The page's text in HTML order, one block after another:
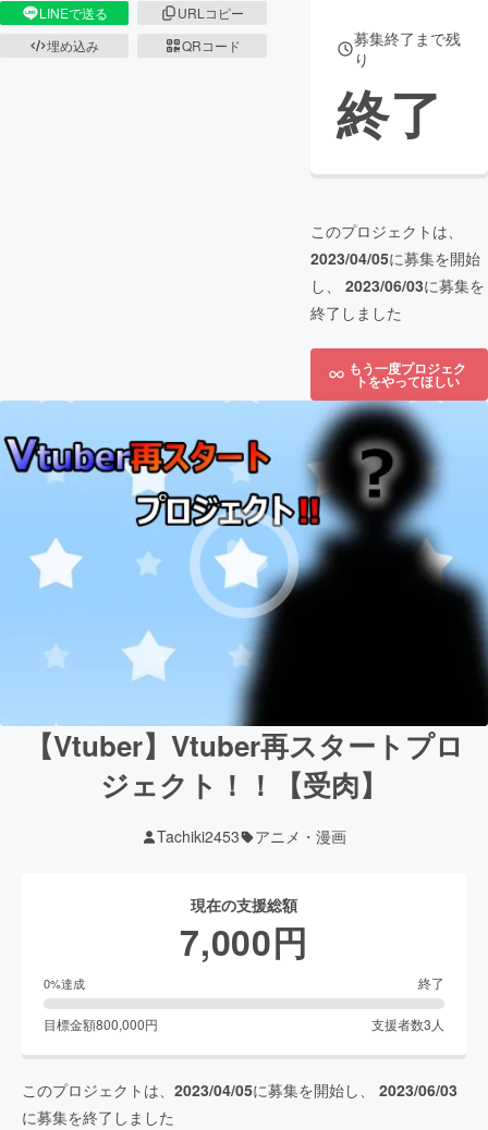
LINEで送る
URLコピー
埋め込み
QRコード
募集終了まで残
り
終了
このプロジェクトは、
2023/04/05に募集を開始
し、 2023/06/03に募集を
終了しました
もう一度プロジェク
トをやってほしい
【Vtuber】Vtuber再スタートプロ
ジェクト！！【受肉】
Tachiki2453 アニメ・漫画
現在の支援総額
7,000円
0%達成 終了
目標金額800,000円 支援者数3 人
このプロジェクトは、 2023/04/05に募集を開始し、 2023/06/03
に募集を終了しました